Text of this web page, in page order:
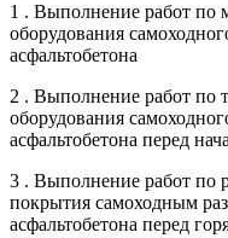
1 . Выполнение работ по
оборудования
асфальтобетона
2 . Выполнение работ по
оборудования
асфальтобетона перед
3 . Выполнение работ по
покрытия самоходным
асфальтобетона перед